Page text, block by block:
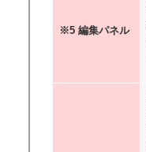
※5 編集パネル